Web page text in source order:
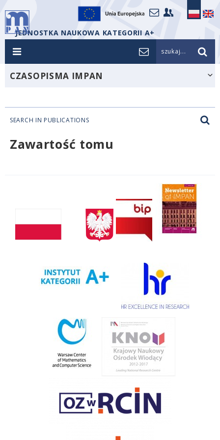
JEDNOSTKA NAUKOWA KATEGORII A+
szukaj...
CZASOPISMA IMPAN
SEARCH IN PUBLICATIONS
Zawartość tomu